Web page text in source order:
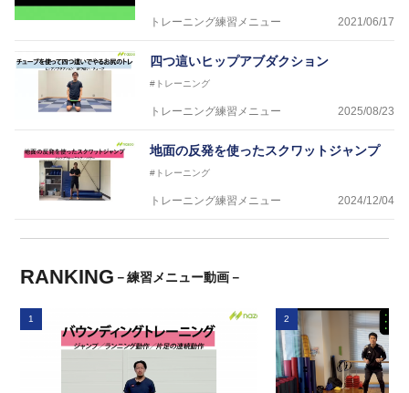
トレーニング練習メニュー 2021/06/17
四つ這いヒップアブダクション
#トレーニング
トレーニング練習メニュー 2025/08/23
地面の反発を使ったスクワットジャンプ
#トレーニング
トレーニング練習メニュー 2024/12/04
RANKING －練習メニュー動画－
1 2